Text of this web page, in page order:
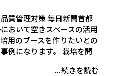
質管理対策 毎日新聞首都
おいて空きスペースの活用
用のブースを作りたいとの
例になります。 栽培を開
...続きを読む